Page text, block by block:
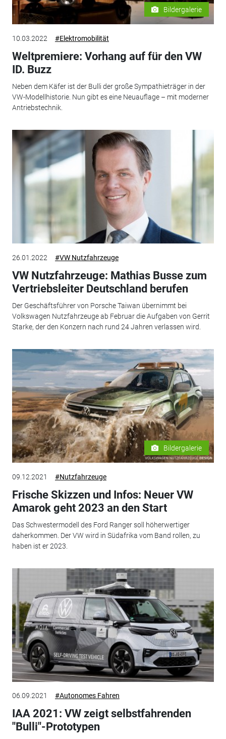
Bildergalerie
10.03.2022 #Elektromobilität
Weltpremiere: Vorhang auf für den VW
ID. Buzz
Neben dem Käfer ist der Bulli der große Sympathieträger in der
VW-Modellhistorie. Nun gibt es eine Neuauflage – mit moderner
Antriebstechnik.
26.01.2022 #VW Nutzfahrzeuge
VW Nutzfahrzeuge: Mathias Busse zum
Vertriebsleiter Deutschland berufen
Der Geschäftsführer von Porsche Taiwan übernimmt bei
Volkswagen Nutzfahrzeuge ab Februar die Aufgaben von Gerrit
Starke, der den Konzern nach rund 24 Jahren verlassen wird.
Bildergalerie
09.12.2021 #Nutzfahrzeuge
Frische Skizzen und Infos: Neuer VW
Amarok geht 2023 an den Start
Das Schwestermodell des Ford Ranger soll höherwertiger
daherkommen. Der VW wird in Südafrika vom Band rollen, zu
haben ist er 2023.
06.09.2021 #Autonomes Fahren
IAA 2021: VW zeigt selbstfahrenden
"Bulli"-Prototypen